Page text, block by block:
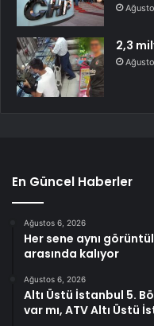
2,3
En Güncel Haberler
Ağustos 6, 2026
Her sene aynı
arasında kalıyor
Ağustos 6, 2026
Altı Üstü İstanbul 5.
var mı, ATV Altı Üstü